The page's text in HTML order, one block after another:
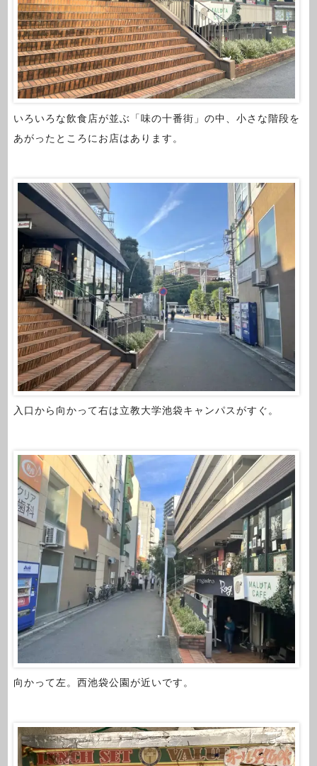
いろいろな飲食店が並ぶ「味の十番街」の中、小さな階段を
あがったところにお店はあります。
入口から向かって右は立教大学池袋キャンパスがすぐ。
向かって左。西池袋公園が近いです。